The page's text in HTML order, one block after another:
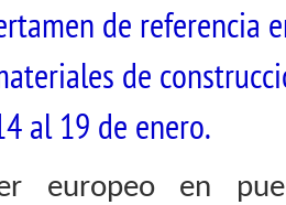
de referencia
de
al 19 de enero.
europeo en